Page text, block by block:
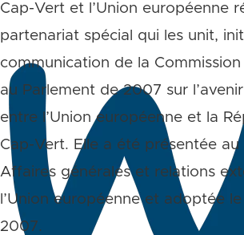
Cap-Vert et l’Union européenne
partenariat spécial qui les unit,
communication de la
au Parlement de 2007 sur
entre l’Union européenne et la
Cap-Vert. Elle a été présentée au
Affaires générales et relations
l’Union européenne et adoptée
2007.